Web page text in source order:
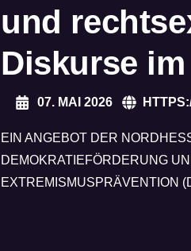
und
Diskurse
07. MAI 2026
EIN ANGEBOT DER
DEMOKRATIEFÖRDERUNG
EXTREMISMUSPRÄVENTION